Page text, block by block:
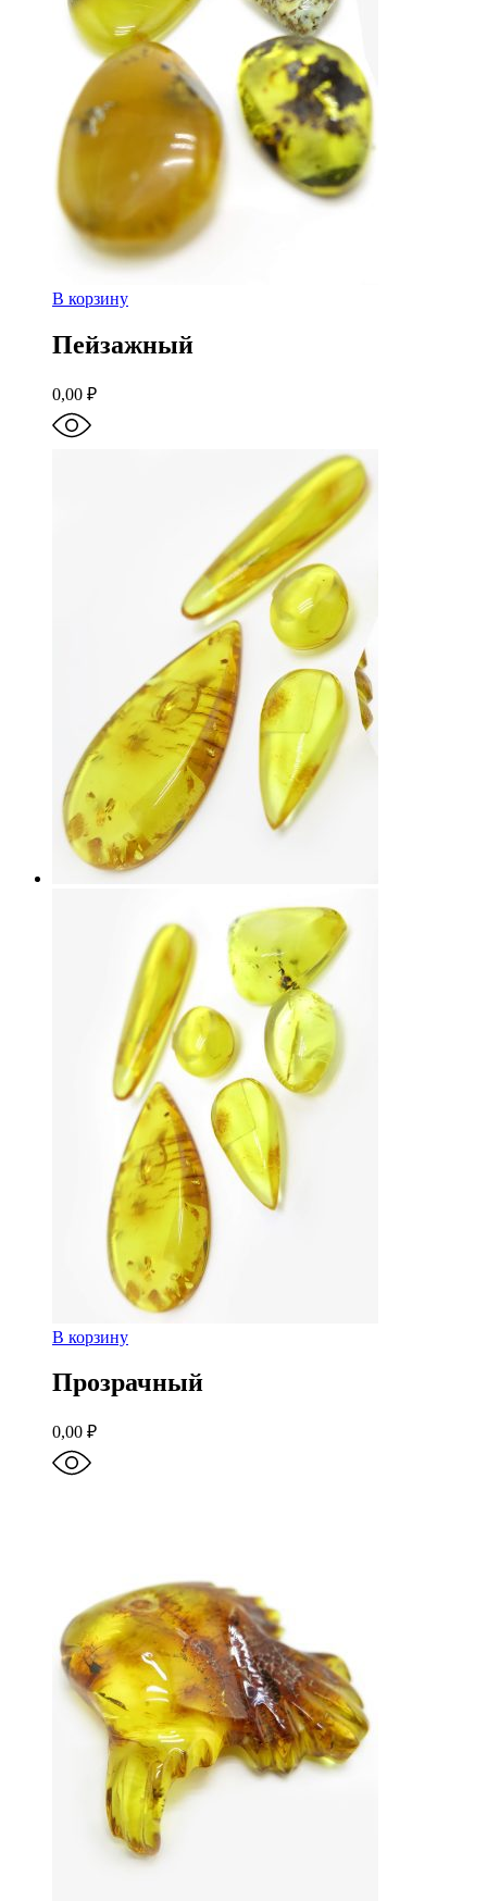
В корзину
Пейзажный
0,00 ₽
В корзину
Прозрачный
0,00 ₽